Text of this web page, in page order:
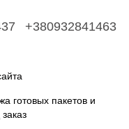
+380932841463
готовых пакетов и